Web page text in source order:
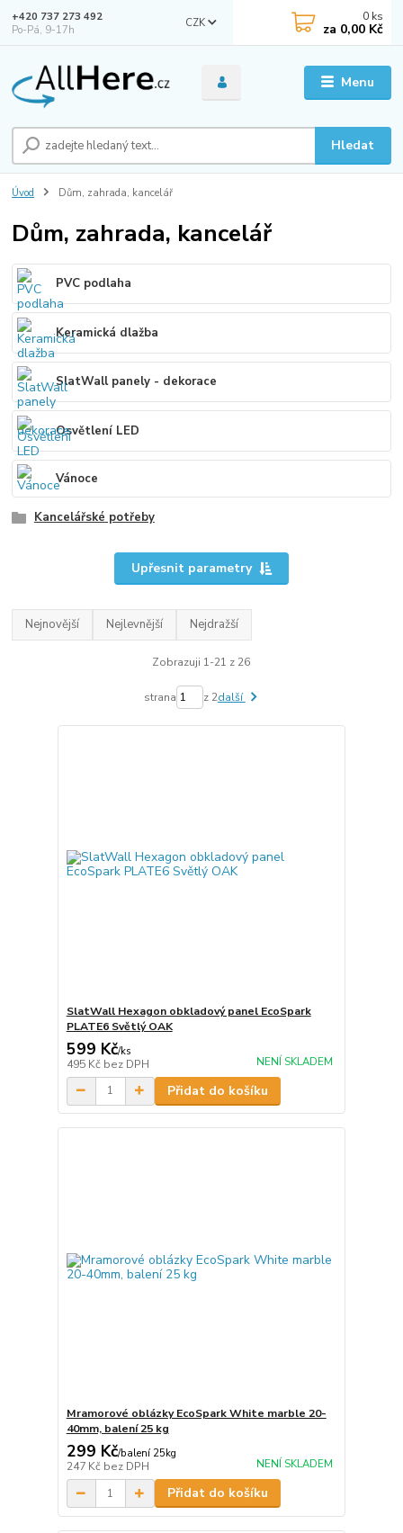
Menu
CZK
Hledat
+420 737 273 492
Po-Pá, 9-17h
0 ks
za 0,00 Kč
Úvod Dům, zahrada, kancelář
Dům, zahrada, kancelář
PVC podlaha
Keramická dlažba
SlatWall panely - dekorace
Osvětlení LED
Vánoce
Kancelářské potřeby
Upřesnit parametry
Nejnovější Nejlevnější Nejdražší
Zobrazuji 1-21 z 26
strana z 2další
SlatWall Hexagon obkladový panel EcoSpark
PLATE6 Světlý OAK
599 Kč/ks
495 Kč bez DPH NENÍ SKLADEM
Přidat do košíku
Mramorové oblázky EcoSpark White marble 20-
40mm, balení 25 kg
299 Kč/balení 25kg
247 Kč bez DPH NENÍ SKLADEM
Přidat do košíku